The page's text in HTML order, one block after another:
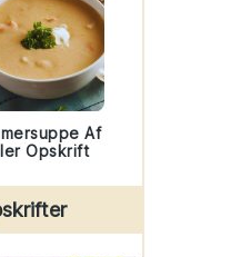
Af
Opskrift